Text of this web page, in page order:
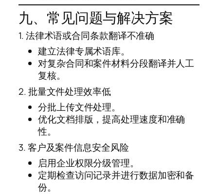
九、常见问题与解决方案
1. 法律术语或合同条款翻译不准确
建立法律专属术语库。
对复杂合同和案件材料分段翻译并人工
复核。
2. 批量文件处理效率低
分批上传文件处理。
优化文档排版，提高处理速度和准确
性。
3. 客户及案件信息安全风险
启用企业权限分级管理。
定期检查访问记录并进行数据加密和备
份。